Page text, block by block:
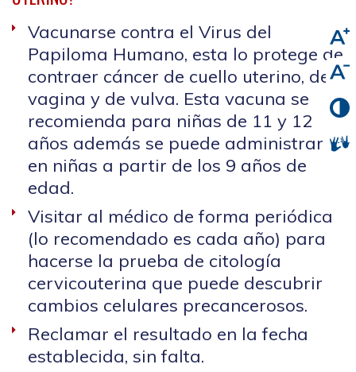
Vacunarse contra el Virus del
Papiloma Humano, esta lo protege de
contraer cáncer de cuello uterino, de
vagina y de vulva. Esta vacuna se
recomienda para niñas de 11 y 12
años además se puede administrar
en niñas a partir de los 9 años de
edad.
Visitar al médico de forma periódica
(lo recomendado es cada año) para
hacerse la prueba de citología
cervicouterina que puede descubrir
cambios celulares precancerosos.
Reclamar el resultado en la fecha
establecida, sin falta.